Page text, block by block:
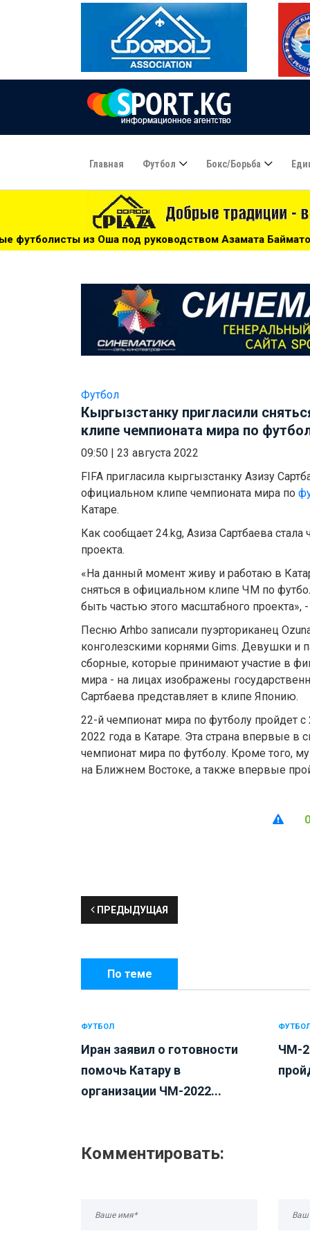
Главная Футбол Бокс/борьба
руководством Азамата Байматова участвуют в
Футбол
Кыргызстанку пригласили
клипе чемпионата мира по
09:50
23 августа 2022
FIFA пригласила кыргызстанку Азизу
официальном клипе чемпионата мира по
Катаре.
Как сообщает 24.kg, Азиза Сартбаева
проекта.
«На данный момент живу и работаю в
сняться в официальном клипе ЧМ по
быть частью этого масштабного проекта», -
Песню Arhbo записали пуэрториканец
конголезскими корнями Gims. Девушки и
сборные, которые принимают участие в
мира - на лицах изображены
Сартбаева представляет в клипе Японию.
22-й чемпионат мира по футболу пройдет с
2022 года в Катаре. Эта страна впервые в
чемпионат мира по футболу. Кроме того,
на Ближнем Востоке, а также впервые
0
ПРЕДЫДУЩАЯ
По теме
ФУТБОЛ
Иран заявил о готовности
помочь Катару в
организации ЧМ-2022...
ФУТБОЛ
ЧМ-
Комментировать: